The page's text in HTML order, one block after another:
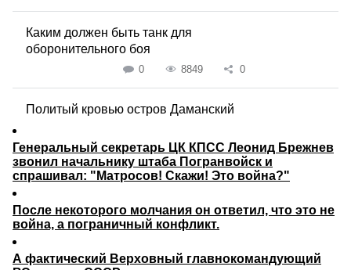
Каким должен быть танк для
оборонительного боя
0 8849 0
Политый кровью остров Даманский
Генеральный секретарь ЦК КПСС Леонид Брежнев
звонил начальнику штаба Погранвойск и
спрашивал: "Матросов! Скажи! Это война?"
После некоторого молчания он ответил, что это не
война, а пограничный конфликт.
А фактический Верховный главнокомандующий